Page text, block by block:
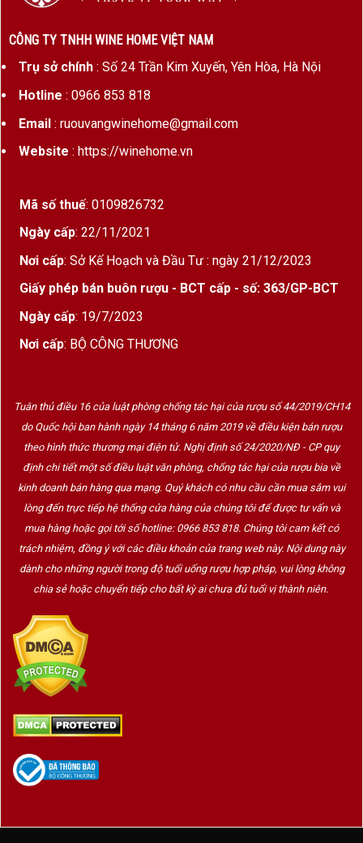
CÔNG TY TNHH WINE HOME VIỆT NAM
Trụ sở chính: Số 24 Trần Kim Xuyến, Yên Hòa, Hà Nội
Hotline : 0966 853 818
Email: ruouvangwinehome@gmail.com
Website : https://winehome.vn
Mã số thuế: 0109826732
Ngày cấp: 22/11/2021
Nơi cấp: Sở Kế Hoạch và Đầu Tư : ngày 21/12/2023
Giấy phép bán buôn rượu - BCT cấp - số: 363/GP-BCT
Ngày cấp: 19/7/2023
Nơi cấp: BỘ CÔNG THƯƠNG
Tuân thủ điều 16 của luật phòng chống tác hại của rượu số 44/2019/CH14
do Quốc hội ban hành ngày 14 tháng 6 năm 2019 về điều kiện bán rượu
theo hình thức thương mại điện tử. Nghị định số 24/2020/NĐ - CP quy
định chi tiết một số điều luật văn phòng, chống tác hại của rượu bia về
kinh doanh bán hàng qua mạng. Quý khách có nhu cầu cần mua sắm vui
lòng đến trực tiếp hệ thống cửa hàng của chúng tôi để được tư vấn và
mua hàng hoặc gọi tới số hotline: 0966 853 818. Chúng tôi cam kết có
trách nhiệm, đồng ý với các điều khoản của trang web này. Nội dung này
dành cho những người trong độ tuổi uống rượu hợp pháp, vui lòng không
chia sẻ hoặc chuyển tiếp cho bất kỳ ai chưa đủ tuổi vị thành niên.